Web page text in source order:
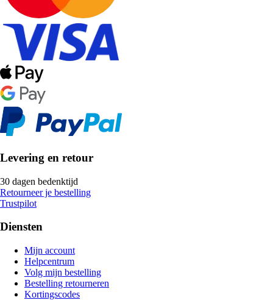
Levering en retour
30 dagen bedenktijd
Retourneer je bestelling
Trustpilot
Diensten
Mijn account
Helpcentrum
Volg mijn bestelling
Bestelling retourneren
Kortingscodes